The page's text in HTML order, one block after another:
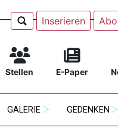
Inserieren
Stellen E-Paper
GALERIE GEDENKEN